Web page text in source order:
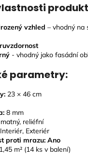
vzhled – vhodný na
- vhodný jako fasádní
parametry:
23 ×
8 mm
matný,
Interiér, Exteriér
proti mrazu: Ano
1,45 m² (14 ks v balení)